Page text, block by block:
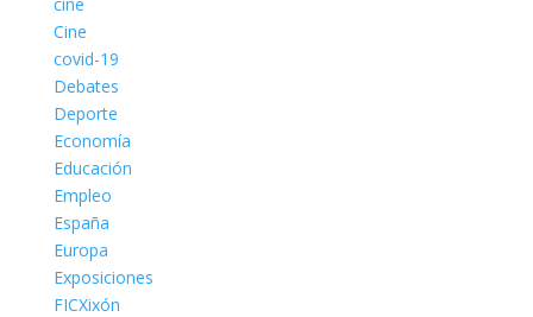
Cine
covid-19
Debates
Deporte
Economía
Educación
Empleo
España
Europa
Exposiciones
FICXixón